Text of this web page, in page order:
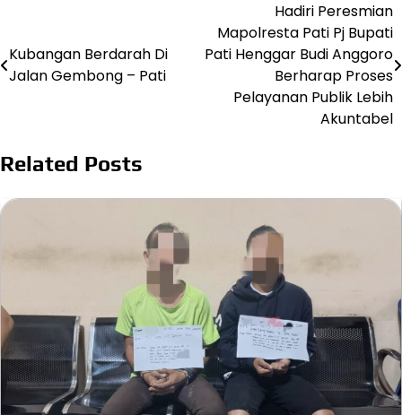
pos
Kubangan Berdarah Di
Jalan Gembong – Pati
Hadiri Peresmian
Mapolresta Pati Pj Bupati
Pati Henggar Budi Anggoro
Berharap Proses
Pelayanan Publik Lebih
Akuntabel
Related Posts